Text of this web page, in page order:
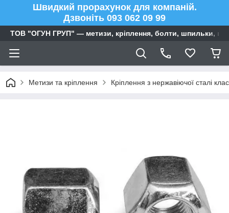
Швидкий прорахунок для компаній.
Дзвоніть 093 062 09 99
ТОВ "ОГУН ГРУП" — метизи, кріплення, болти, шпильки,
Метизи та кріплення Кріплення з нержавіючої сталі